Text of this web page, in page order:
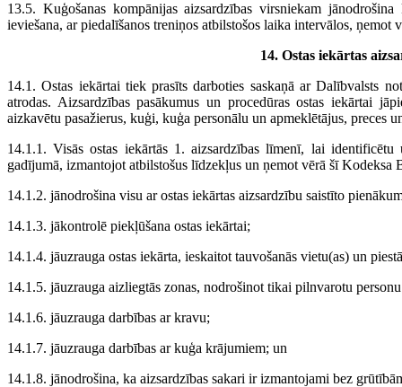
13.5. Kuģošanas kompānijas aizsardzības virsniekam
ieviešana, ar piedalīšanos treniņos atbilstošos laika intervālos,
14. Ostas iekārtas
14.1. Ostas iekārtai tiek prasīts darboties saskaņā ar Dalībvalsts
atrodas. Aizsardzības pasākumus un procedūras ostas iekārtai
aizkavētu pasažierus, kuģi, kuģa personālu un apmeklētājus, preces
14.1.1. Visās ostas iekārtās 1. aizsardzības līmenī, lai identificētu
gadījumā, izmantojot atbilstošus līdzekļus un ņemot vērā šī Kodeksa
14.1.2. jānodrošina visu ar ostas iekārtas aizsardzību saistīto
14.1.3. jākontrolē piekļūšana ostas iekārtai;
14.1.4. jāuzrauga ostas iekārta, ieskaitot tauvošanās vietu(as) un
14.1.5. jāuzrauga aizliegtās zonas, nodrošinot tikai pilnvarotu
14.1.6. jāuzrauga darbības ar kravu;
14.1.7. jāuzrauga darbības ar kuģa krājumiem; un
14.1.8. jānodrošina, ka aizsardzības sakari ir izmantojami bez